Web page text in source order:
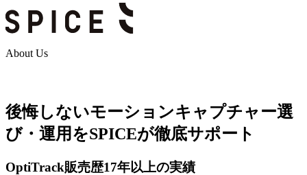
About Us
後悔しないモーションキャプチャー選
び・運用をSPICEが徹底サポート
OptiTrack販売歴17年以上の実績